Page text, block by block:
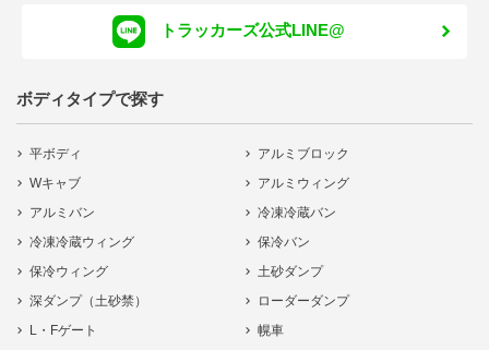
トラッカーズ公式LINE@
ボディタイプで探す
平ボディ
アルミブロック
Wキャブ
アルミウィング
アルミバン
冷凍冷蔵バン
冷凍冷蔵ウィング
保冷バン
保冷ウィング
土砂ダンプ
深ダンプ（土砂禁）
ローダーダンプ
L・Fゲート
幌車